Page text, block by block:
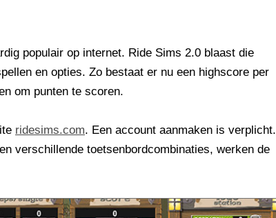
populair op internet. Ride Sims 2.0 blaast die
en opties. Zo bestaat er nu een highscore per
om punten te scoren.
ridesims.com. Een account aanmaken is verplicht.
verschillende toetsenbordcombinaties, werken de